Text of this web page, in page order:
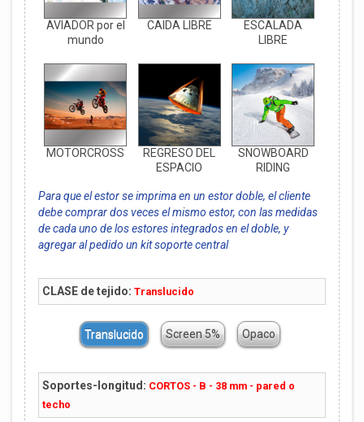
AVIADOR por el
mundo
CAIDA LIBRE
ESCALADA
LIBRE
MOTORCROSS
REGRESO DEL
ESPACIO
SNOWBOARD
RIDING
Para que el estor se imprima en un estor doble, el cliente
debe comprar dos veces el mismo estor, con las medidas
de cada uno de los estores integrados en el doble, y
agregar al pedido un kit soporte central
CLASE de tejido: Translucido
Translucido Screen 5% Opaco
Soportes-longitud: CORTOS - B - 38 mm - pared o
techo